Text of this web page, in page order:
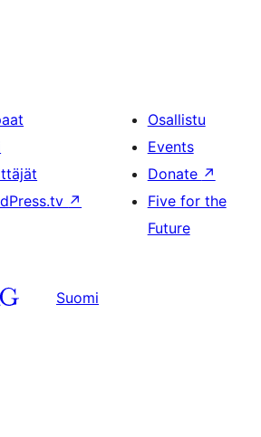
↗
Osallistu
Events
Donate ↗
Five for the
Future
Suomi